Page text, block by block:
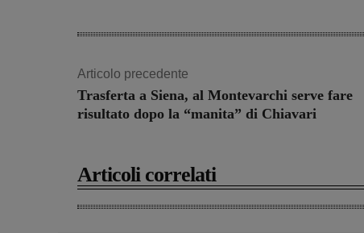
Articolo precedente
Trasferta a Siena, al Montevarchi serve fare
risultato dopo la “manita” di Chiavari
Articoli correlati